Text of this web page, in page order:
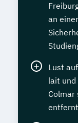
an
Lust
lait und
Colmar
entfernt